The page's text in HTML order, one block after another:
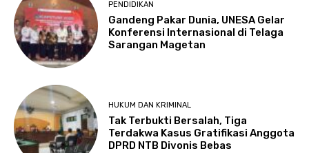
PENDIDIKAN
Gandeng Pakar Dunia, UNESA Gelar
Konferensi Internasional di Telaga
Sarangan Magetan
HUKUM DAN KRIMINAL
Tak Terbukti Bersalah, Tiga
Terdakwa Kasus Gratifikasi Anggota
DPRD NTB Divonis Bebas